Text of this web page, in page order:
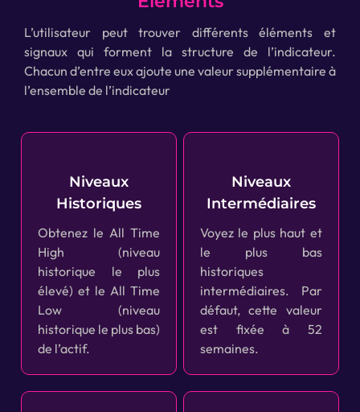
L’utilisateur peut trouver différents éléments et
signaux qui forment la structure de l’indicateur.
Chacun d’entre eux ajoute une valeur supplémentaire à
l’ensemble de l’indicateur
Niveaux
Historiques
Obtenez le All Time
High (niveau
historique le plus
élevé) et le All Time
Low (niveau
historique le plus bas)
de l’actif.
Niveaux
Intermédiaires
Voyez le plus haut et
le plus bas
historiques
intermédiaires. Par
défaut, cette valeur
est fixée à 52
semaines.